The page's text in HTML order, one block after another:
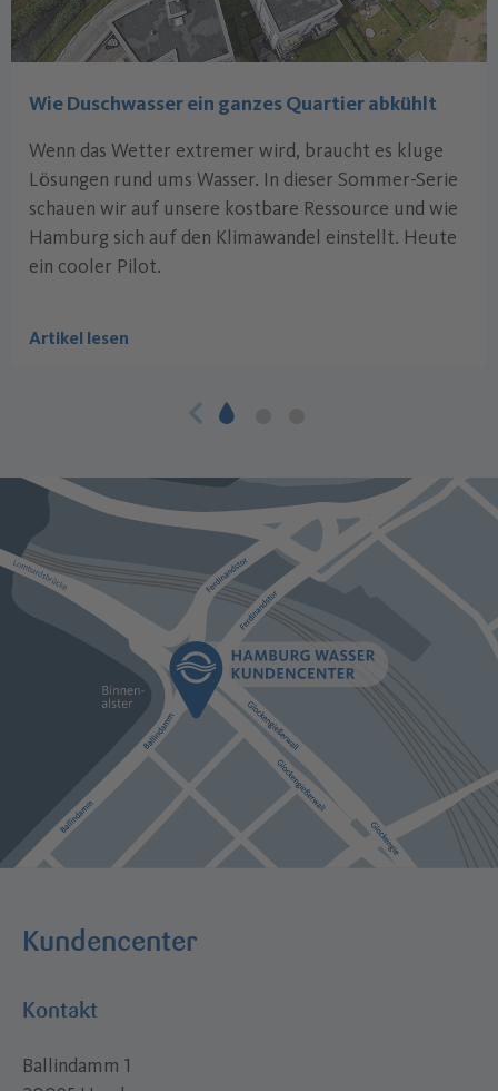
Wie Duschwasser ein ganzes Quartier abkühlt
Wenn das Wetter extremer wird, braucht es kluge
Lösungen rund ums Wasser. In dieser Sommer-Serie
schauen wir auf unsere kostbare Ressource und wie
Hamburg sich auf den Klimawandel einstellt. Heute
ein cooler Pilot.
Artikel lesen
Kundencenter
Kontakt
Ballindamm 1